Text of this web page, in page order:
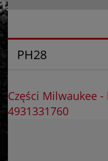
PH28
Części Milwaukee -
4931331760